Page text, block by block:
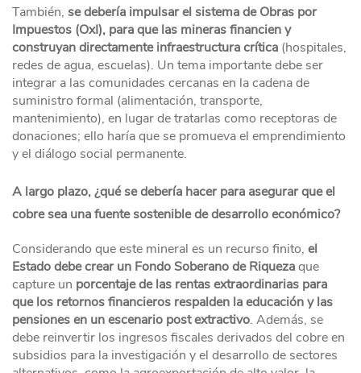
También, se debería impulsar el sistema de Obras por
Impuestos (OxI), para que las mineras financien y
construyan directamente infraestructura crítica (hospitales,
redes de agua, escuelas). Un tema importante debe ser
integrar a las comunidades cercanas en la cadena de
suministro formal (alimentación, transporte,
mantenimiento), en lugar de tratarlas como receptoras de
donaciones; ello haría que se promueva el emprendimiento
y el diálogo social permanente.
A largo plazo, ¿qué se debería hacer para asegurar que el
cobre sea una fuente sostenible de desarrollo económico?
Considerando que este mineral es un recurso finito, el
Estado debe crear un Fondo Soberano de Riquezaque
capture un porcentaje de las rentas extraordinarias para
que los retornos financieros respalden la educación y las
pensiones en un escenario post extractivo. Además, se
debe reinvertir los ingresos fiscales derivados del cobre en
subsidios para la investigación y el desarrollo de sectores